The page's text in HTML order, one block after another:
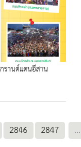
รานต์แดนอีสาน
2846 2847 ...